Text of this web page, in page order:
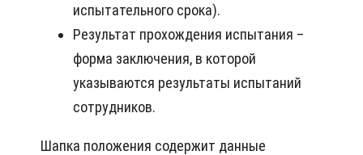
испытательного срока).
Результат прохождения испытания –
форма заключения, в которой
указываются результаты испытаний
сотрудников.
Шапка положения содержит данные